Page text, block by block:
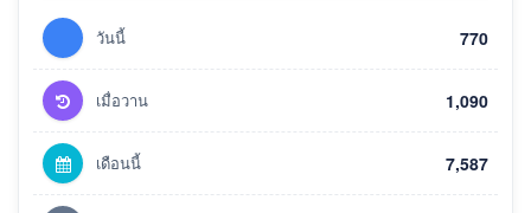
วันนี้ 770
เมื่อวาน 1,090
เดือนนี้ 7,587